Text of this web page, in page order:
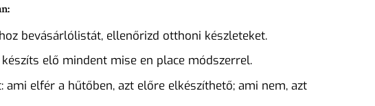
bevásárlólistát, ellenőrizd otthoni készleteket.
elő mindent mise en place módszerrel.
ami elfér a hűtőben, azt előre elkészíthető; ami nem, azt